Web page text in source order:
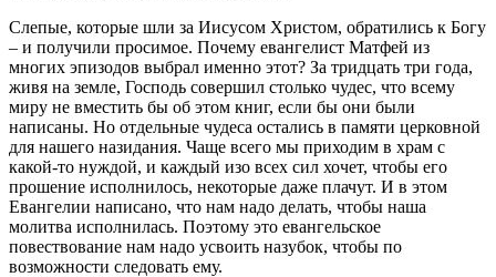
Слепые, которые шли за Иисусом Христом, обратились к Богу
– и получили просимое. Почему евангелист Матфей из
многих эпизодов выбрал именно этот? За тридцать три года,
живя на земле, Господь совершил столько чудес, что всему
миру не вместить бы об этом книг, если бы они были
написаны. Но отдельные чудеса остались в памяти церковной
для нашего назидания. Чаще всего мы приходим в храм с
какой-то нуждой, и каждый изо всех сил хочет, чтобы его
прошение исполнилось, некоторые даже плачут. И в этом
Евангелии написано, что нам надо делать, чтобы наша
молитва исполнилась. Поэтому это евангельское
повествование нам надо усвоить назубок, чтобы по
возможности следовать ему.